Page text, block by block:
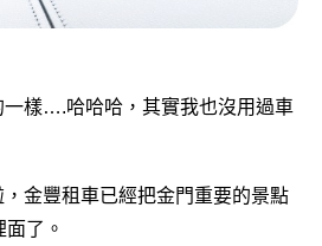
一樣….哈哈哈，其實我也沒用過車
金豐租車已經把金門重要的景點
面了。